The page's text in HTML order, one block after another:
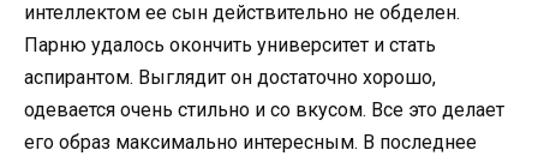
интеллектом ее сын действительно не обделен.
Парню удалось окончить университет и стать
аспирантом. Выглядит он достаточно хорошо,
одевается очень стильно и со вкусом. Все это делает
его образ максимально интересным. В последнее